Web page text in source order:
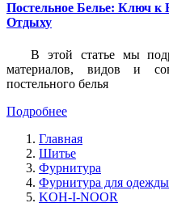
Постельное Белье: Ключ
Отдыху
В этой статье мы
материалов, видов и
постельного белья
Подробнее
Главная
Шитье
Фурнитура
Фурнитура для одежды
KOH-I-NOOR